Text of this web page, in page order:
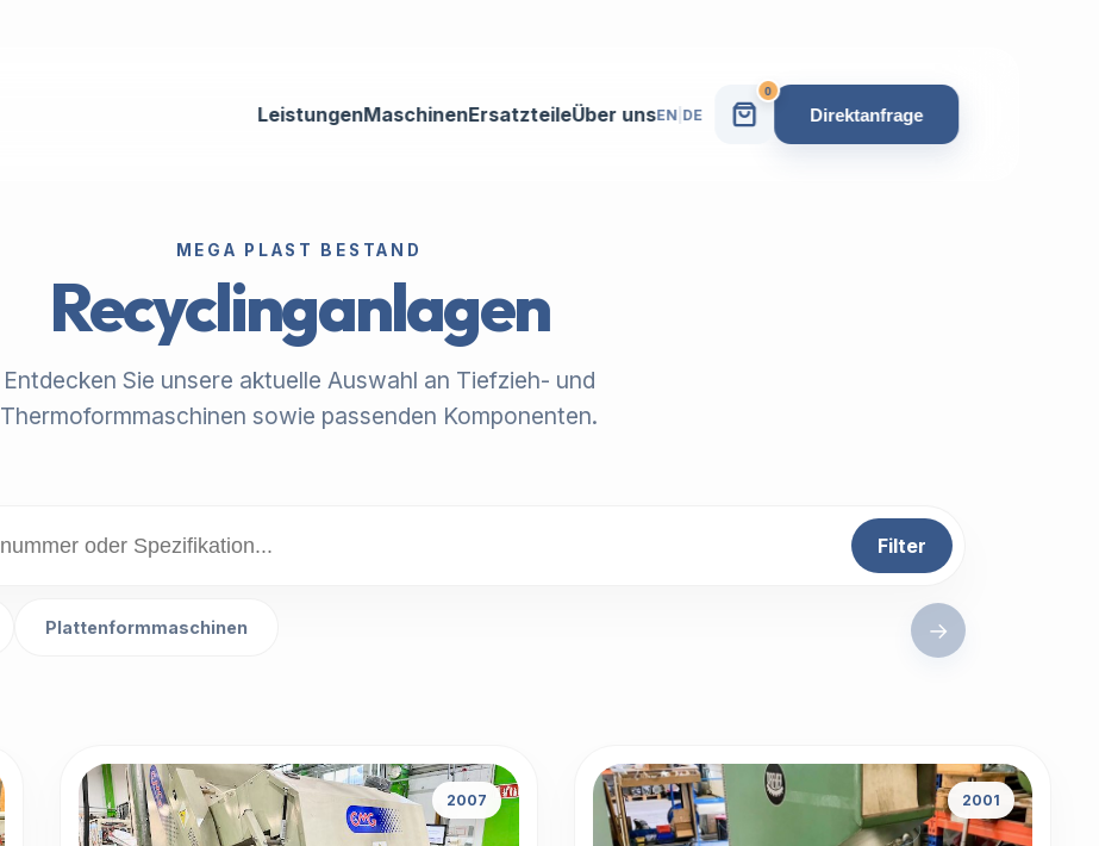
LeistungenMaschinenErsatzteileÜber unsEN| DE
0
Direktanfrage
MEGA PLAST BESTAND
Recyclinganlagen
Entdecken Sie unsere aktuelle Auswahl an Tiefzieh- und
Thermoformmaschinen sowie passenden Komponenten.
Filter
Plattenformmaschinen →
2007 2001